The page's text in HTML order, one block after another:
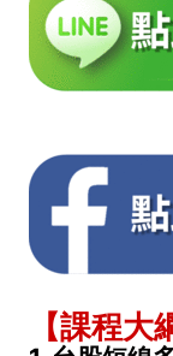
【課程大